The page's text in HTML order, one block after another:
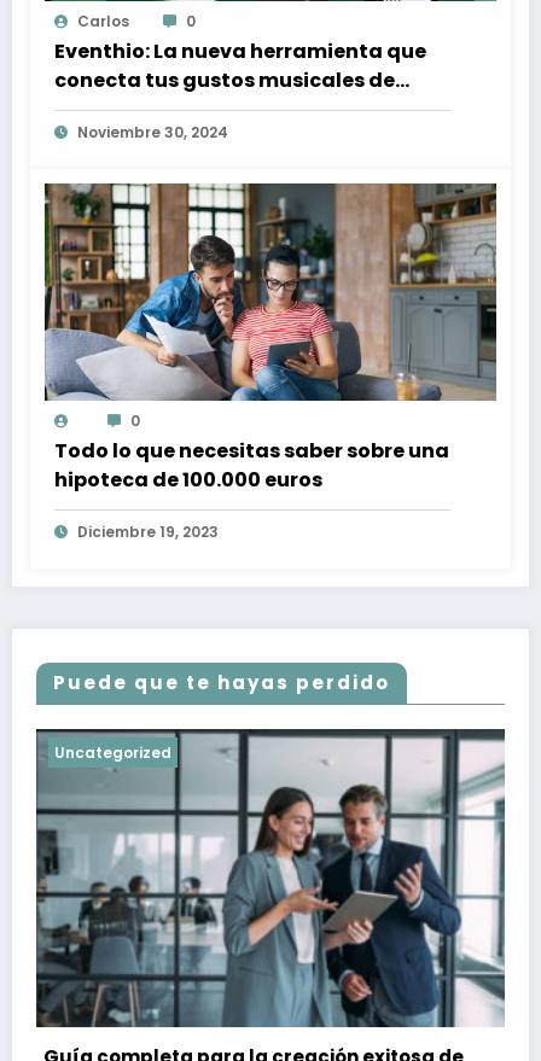
Carlos 0
Eventhio: La nueva herramienta que
conecta tus gustos musicales de
Spotify con conciertos en tu zona
Noviembre 30, 2024
0
Todo lo que necesitas saber sobre una
hipoteca de 100.000 euros
Diciembre 19, 2023
Puede que te hayas perdido
Uncategorized